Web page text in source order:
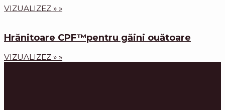
VIZUALIZEZ » »
Hrănitoare CPF™pentru găini ouătoare
VIZUALIZEZ » »